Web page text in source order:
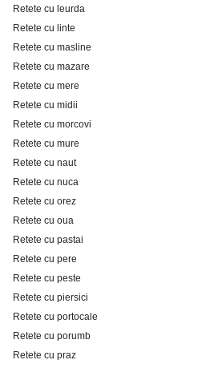
Retete cu leurda
Retete cu linte
Retete cu masline
Retete cu mazare
Retete cu mere
Retete cu midii
Retete cu morcovi
Retete cu mure
Retete cu naut
Retete cu nuca
Retete cu orez
Retete cu oua
Retete cu pastai
Retete cu pere
Retete cu peste
Retete cu piersici
Retete cu portocale
Retete cu porumb
Retete cu praz